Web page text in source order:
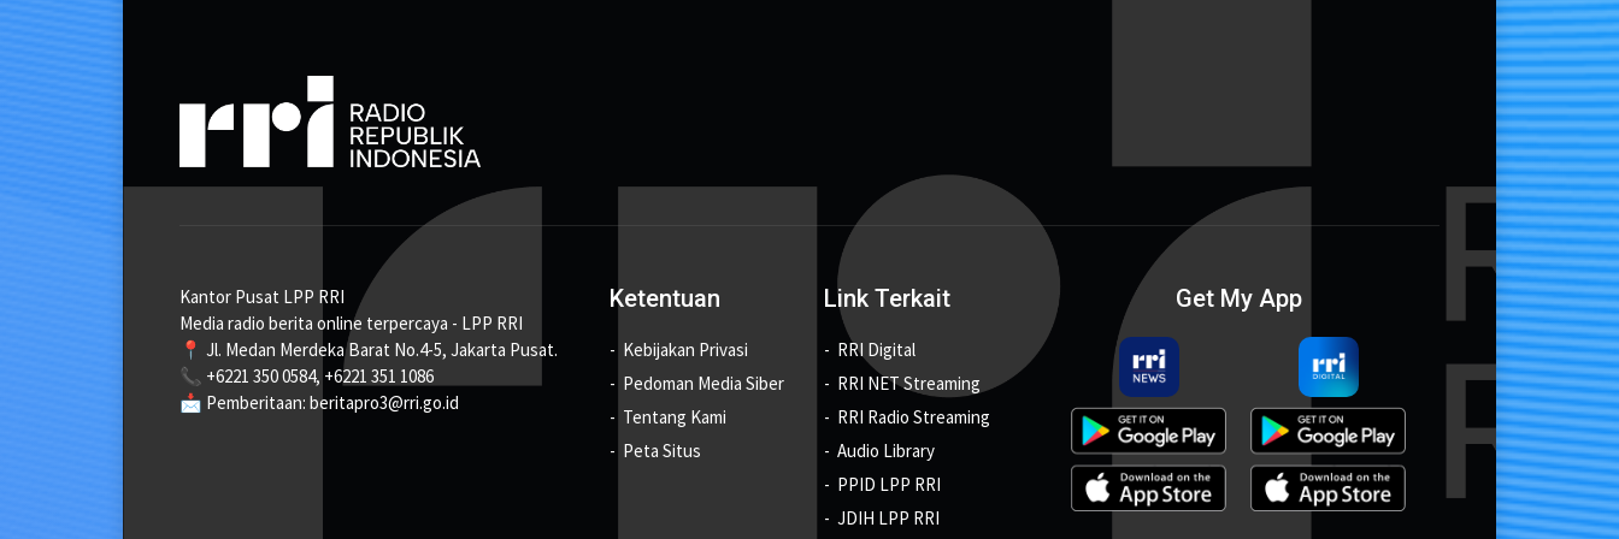
Kantor Pusat LPP RRI
Media radio berita online terpercaya - LPP RRI
📍 Jl. Medan Merdeka Barat No.4-5, Jakarta Pusat.
📞 +6221 350 0584, +6221 351 1086
📩 Pemberitaan: beritapro3@rri.go.id
Ketentuan
Kebijakan Privasi
Pedoman Media Siber
Tentang Kami
Peta Situs
Link Terkait
RRI Digital
RRI NET Streaming
RRI Radio Streaming
Audio Library
PPID LPP RRI
JDIH LPP RRI
Get My App